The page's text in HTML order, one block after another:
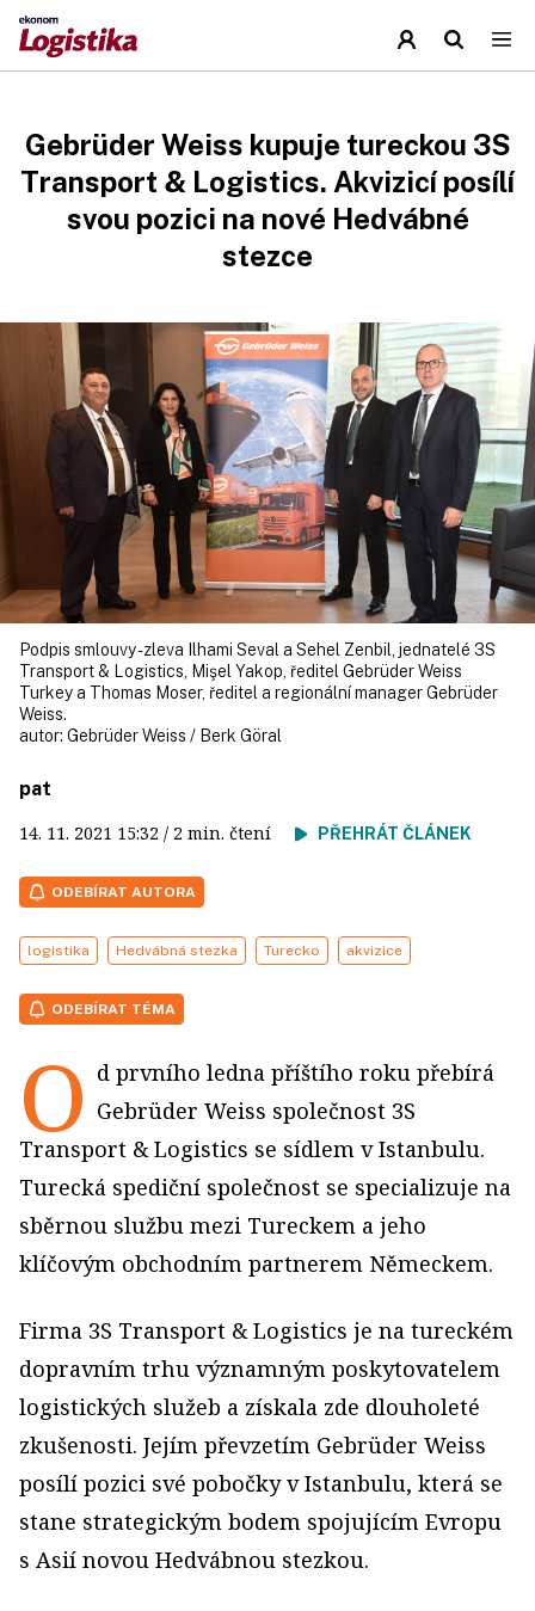
Gebrüder Weiss kupuje tureckou 3S
Transport & Logistics. Akvizicí posílí
svou pozici na nové Hedvábné
stezce
Podpis smlouvy - zleva Ilhami Seval a Sehel Zenbil, jednatelé 3S
Transport & Logistics, Mişel Yakop, ředitel Gebrüder Weiss
Turkey a Thomas Moser, ředitel a regionální manager Gebrüder
Weiss.
autor: Gebrüder Weiss / Berk Göral
pat
14. 11. 2021 15:32 / 2 min. čtení PŘEHRÁT ČLÁNEK
ODEBÍRAT AUTORA
logistika Hedvábná stezka Turecko akvizice
ODEBÍRAT TÉMA
O d prvního ledna příštího roku přebírá
Gebrüder Weiss společnost 3S
Transport & Logistics se sídlem v Istanbulu.
Turecká spediční společnost se specializuje na
sběrnou službu mezi Tureckem a jeho
klíčovým obchodním partnerem Německem.
Firma 3S Transport & Logistics je na tureckém
dopravním trhu významným poskytovatelem
logistických služeb a získala zde dlouholeté
zkušenosti. Jejím převzetím Gebrüder Weiss
posílí pozici své pobočky v Istanbulu, která se
stane strategickým bodem spojujícím Evropu
s Asií novou Hedvábnou stezkou.